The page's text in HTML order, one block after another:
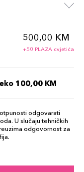
500,00 KM
+50 PLAZA cvjetića
100,00 KM
odgovarati
U slučaju tehničkih
odgovornost za